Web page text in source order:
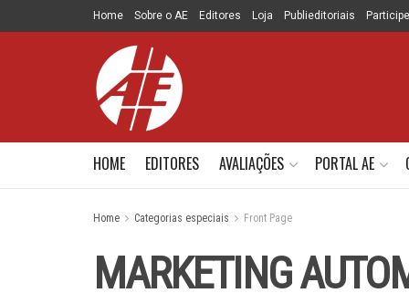
Home Sobre o AE Editores Loja Publieditoriais
HOME EDITORES AVALIAÇÕES PORTAL AE
Home Categorias especiais Front Page
MARKETING